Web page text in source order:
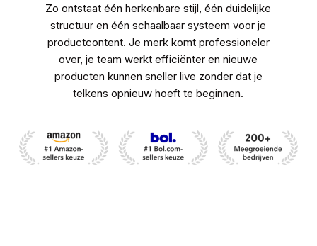
Zo ontstaat één herkenbare stijl, één duidelijke
structuur en één schaalbaar systeem voor je
productcontent. Je merk komt professioneler
over, je team werkt efficiënter en nieuwe
producten kunnen sneller live zonder dat je
telkens opnieuw hoeft te beginnen.